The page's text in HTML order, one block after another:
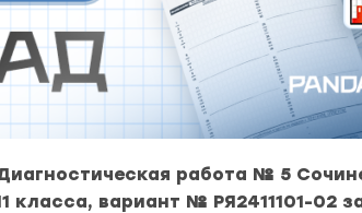
работа № 5
класса, вариант № РЯ2411101-02